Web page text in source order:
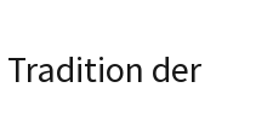
der